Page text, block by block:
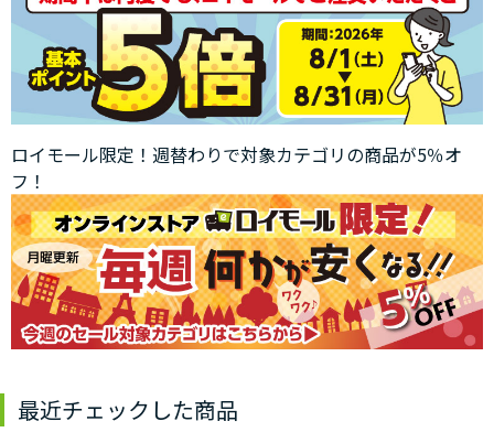
ロイモール限定！週替わりで対象カテゴリの商品が5％オ
フ！
最近チェックした商品